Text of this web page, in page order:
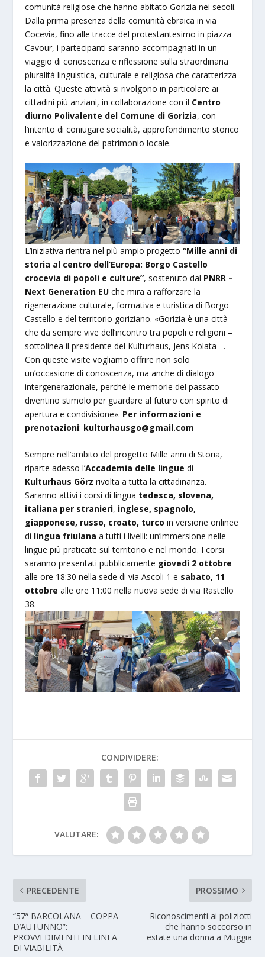
comunità religiose che hanno abitato Gorizia nei secoli.
Dalla prima presenza della comunità ebraica in via
Cocevia, fino alle tracce del protestantesimo in piazza
Cavour, i partecipanti saranno accompagnati in un
viaggio di conoscenza e riflessione sulla straordinaria
pluralità linguistica, culturale e religiosa che caratterizza
la città. Queste attività si rivolgono in particolare ai
cittadini più anziani, in collaborazione con il Centro
diurno Polivalente del Comune di Gorizia, con
l’intento di coniugare socialità, approfondimento storico
e valorizzazione del patrimonio locale.
L’iniziativa rientra nel più ampio progetto“Mille anni di
storia al centro dell’Europa: Borgo Castello
crocevia di popoli e culture”, sostenuto dal PNRR –
Next Generation EU che mira a rafforzare la
rigenerazione culturale, formativa e turistica di Borgo
Castello e del territorio goriziano. «Gorizia è una città
che da sempre vive dell’incontro tra popoli e religioni –
sottolinea il presidente del Kulturhaus, Jens Kolata –.
Con queste visite vogliamo offrire non solo
un’occasione di conoscenza, ma anche di dialogo
intergenerazionale, perché le memorie del passato
diventino stimolo per guardare al futuro con spirito di
apertura e condivisione». Per informazioni e
prenotazioni: kulturhausgo@gmail.com
Sempre nell’ambito del progetto Mille anni di Storia,
riparte adesso l’Accademia delle lingue di
Kulturhaus Görz rivolta a tutta la cittadinanza.
Saranno attivi i corsi di lingua tedesca, slovena,
italiana per stranieri, inglese, spagnolo,
giapponese, russo, croato, turcoin versione onlinee
di lingua friulana a tutti i livelli: un’immersione nelle
lingue più praticate sul territorio e nel mondo. I corsi
saranno presentati pubblicamente giovedì 2 ottobre
alle ore 18:30 nella sede di via Ascoli 1 e sabato, 11
ottobrealle ore 11:00 nella nuova sede di via Rastello
38.
CONDIVIDERE:
VALUTARE:
PRECEDENTE
“57ª BARCOLANA – COPPA
D’AUTUNNO”:
PROVVEDIMENTI IN LINEA
DI VIABILITÀ
PROSSIMO
Riconoscimenti ai poliziotti
che hanno soccorso in
estate una donna a Muggia